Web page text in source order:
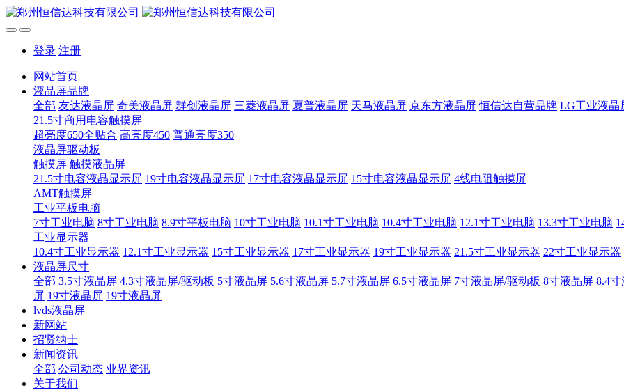
登录 注册
网站首页
液晶屏品牌
全部 友达液晶屏 奇美液晶屏 群创液晶屏 三菱液晶屏 夏普液晶屏 天马液晶屏 京东方液晶屏 恒信达自营品牌 LG工业液晶
21.5寸商用电容触摸屏
超亮度650全贴合 高亮度450 普通亮度350
液晶屏驱动板
触摸屏 触摸液晶屏
21.5寸电容液晶显示屏 19寸电容液晶显示屏 17寸电容液晶显示屏 15寸电容液晶显示屏 4线电阻触摸屏
AMT触摸屏
工业平板电脑
7寸工业电脑 8寸工业电脑 8.9寸平板电脑 10寸工业电脑 10.1寸工业电脑 10.4寸工业电脑 12.1寸工业电脑 13.3寸工业电脑
工业显示器
10.4寸工业显示器 12.1寸工业显示器 15寸工业显示器 17寸工业显示器 19寸工业显示器 21.5寸工业显示器 22寸工业显示器
液晶屏尺寸
全部 3.5寸液晶屏 4.3寸液晶屏/驱动板 5寸液晶屏 5.6寸液晶屏 5.7寸液晶屏 6.5寸液晶屏 7寸液晶屏/驱动板 8寸液晶屏 8.4
屏 19寸液晶屏 19寸液晶屏
lvds液晶屏
新网站
招贤纳士
新闻资讯
全部 公司动态 业界资讯
关于我们